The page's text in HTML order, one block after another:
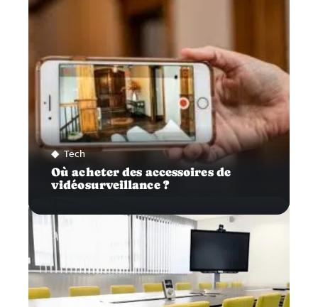
Tech
Où acheter des accessoires de
vidéosurveillance ?